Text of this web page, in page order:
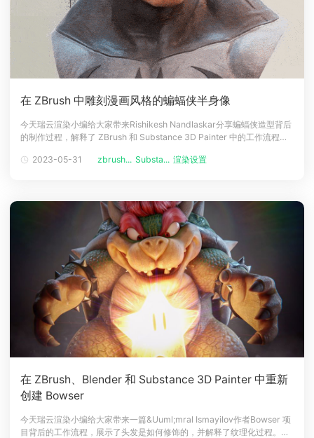
在 ZBrush 中雕刻漫画风格的蝙蝠侠半身像
今天瑞云渲染小编给大家带来Rishikesh Nandlaskar分享蝙蝠侠造型背后
的制作过程，解释了 ZBrush 和 Substance 3D Painter 中的工作流程，
敦 Framestore VFX 工作室的高级生物建模师。我学过商业
2023-05-31 zbrush... Substa... 渲染设置
在 ZBrush、Blender 和 Substance 3D Painter 中重新
创建 Bowser
今天瑞云渲染小编给大家带来一篇&Uuml;mral Ismayilov作者Bowser 项
目背后的工作流程，展示了头发是如何修饰的，并解释了纹理化过程。简